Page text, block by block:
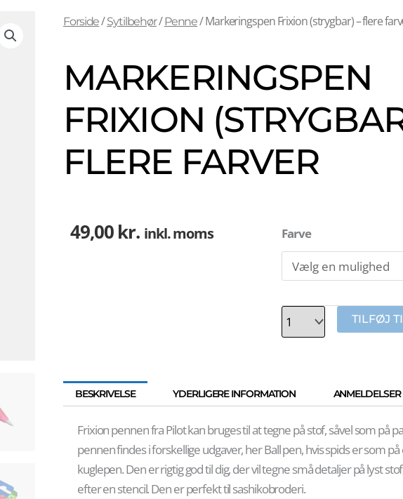
Forside/Sytilbehør/ Penne/ Markeringspen Frixion (strygbar) – flere
MARKERINGSPEN
FRIXION
FLERE FARVER
49,00 kr. inkl. moms Farve
Antal
TILFØJ
BESKRIVELSE YDERLIGERE INFORMATION ANMELDELSER
Frixion pennen fra Pilot kan bruges til at tegne på stof, såvel som på
pennen findes i forskellige udgaver, her Ball pen, hvis spids er som
kuglepen. Den er rigtig god til dig, der vil tegne små detaljer på lyst
efter en stencil. Den er perfekt til sashikobroderi.